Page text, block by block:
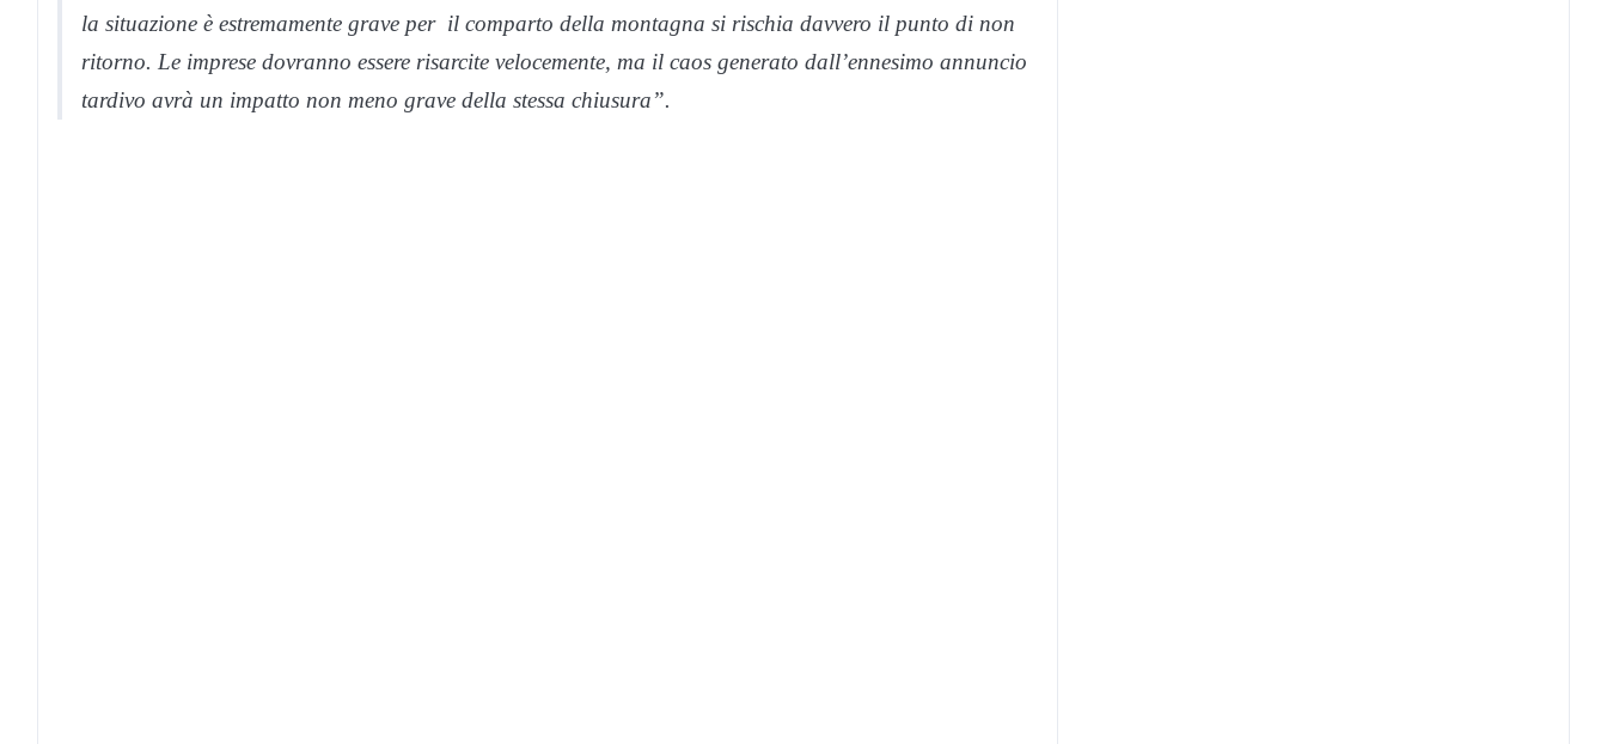
la situazione è estremamente grave per il comparto della montagna si rischia davvero il punto di non
ritorno. Le imprese dovranno essere risarcite velocemente, ma il caos generato dall’ennesimo annuncio
tardivo avrà un impatto non meno grave della stessa chiusura”.